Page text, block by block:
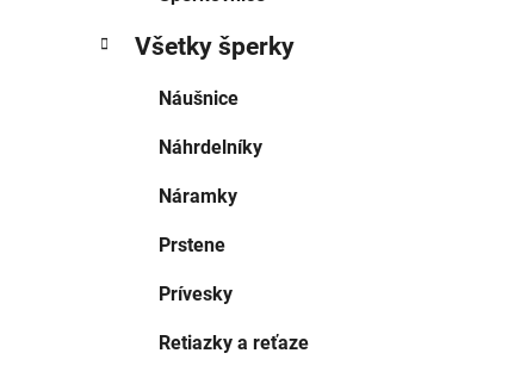
Všetky šperky
Náušnice
Náhrdelníky
Náramky
Prstene
Prívesky
Retiazky a reťaze